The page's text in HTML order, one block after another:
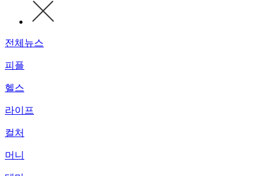
전체뉴스
피플
헬스
라이프
컬처
머니